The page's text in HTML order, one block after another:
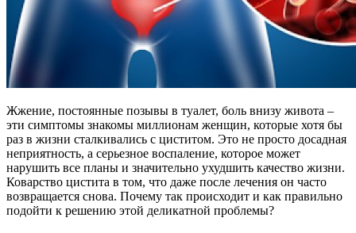
Жжение, постоянные позывы в туалет, боль внизу живота –
эти симптомы знакомы миллионам женщин, которые хотя бы
раз в жизни сталкивались с циститом. Это не просто досадная
неприятность, а серьезное воспаление, которое может
нарушить все планы и значительно ухудшить качество жизни.
Коварство цистита в том, что даже после лечения он часто
возвращается снова. Почему так происходит и как правильно
подойти к решению этой деликатной проблемы?